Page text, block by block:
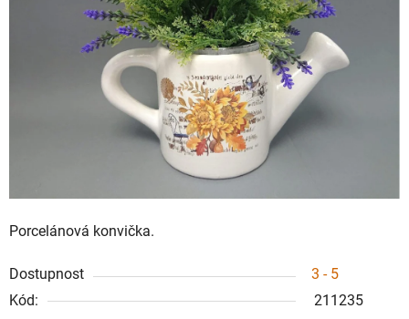
Porcelánová konvička.
Dostupnost
3 - 5
Kód:
211235